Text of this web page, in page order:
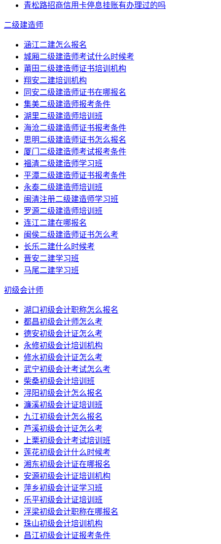
青松路招商信用卡停息挂账有办理过的吗
二级建造师
涵江二建怎么报名
城厢二级建造师考试什么时候考
莆田二级建造师证书培训机构
翔安二建培训机构
同安二级建造师证书在哪报名
集美二级建造师报考条件
湖里二级建造师培训班
海沧二级建造师证书报考条件
思明二级建造师证书怎么报名
厦门二级建造师考试报考条件
福清二级建造师学习班
平潭二级建造师证书报考条件
永泰二级建造师培训班
闽清注册二级建造师学习班
罗源二级建造师培训班
连江二建在哪报名
闽侯二级建造师证书怎么考
长乐二建什么时候考
晋安二建学习班
马尾二建学习班
初级会计师
湖口初级会计职称怎么报名
都昌初级会计师怎么考
德安初级会计证怎么考
永修初级会计培训机构
修水初级会计证怎么考
武宁初级会计考试怎么考
柴桑初级会计培训班
浔阳初级会计怎么报名
濂溪初级会计证培训班
九江初级会计怎么报名
芦溪初级会计证怎么考
上栗初级会计考试培训班
莲花初级会计什么时候考
湘东初级会计证在哪报名
安源初级会计证培训机构
萍乡初级会计证学习班
乐平初级会计证培训班
浮梁初级会计职称在哪报名
珠山初级会计培训机构
昌江初级会计证报考条件